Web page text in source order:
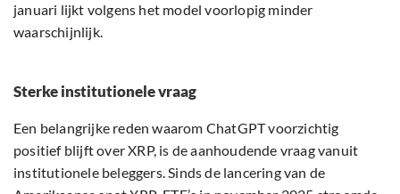
januari lijkt volgens het model voorlopig minder
waarschijnlijk.
Sterke institutionele vraag
Een belangrijke reden waarom ChatGPT voorzichtig
positief blijft over XRP, is de aanhoudende vraag vanuit
institutionele beleggers. Sinds de lancering van de